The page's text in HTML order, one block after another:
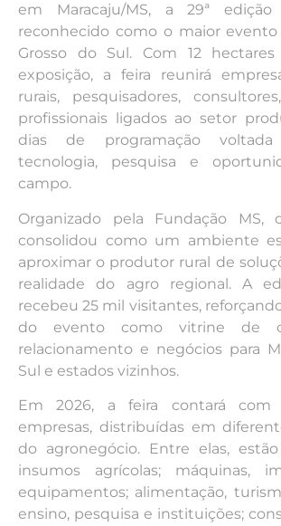
em Maracaju/MS, a 29ª
reconhecido como o maior
Grosso do Sul. Com 12
exposição, a feira reunirá
rurais, pesquisadores,
profissionais ligados ao setor
dias de programação
tecnologia, pesquisa e
campo.
Organizado pela Fundação MS,
consolidou como um ambiente
aproximar o produtor rural de
realidade do agro regional. A
recebeu 25 mil visitantes,
do evento como vitrine de
relacionamento e negócios para
Sul e estados vizinhos.
Em 2026, a feira contará com
empresas, distribuídas em
do agronegócio. Entre elas,
insumos agrícolas; máquinas,
equipamentos; alimentação,
ensino, pesquisa e instituições;